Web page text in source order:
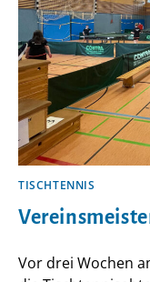
TISCHTENNIS
Vor drei Wochen